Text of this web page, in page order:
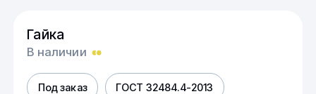
Гайка
В наличии
Под заказ ГОСТ 32484.4-2013